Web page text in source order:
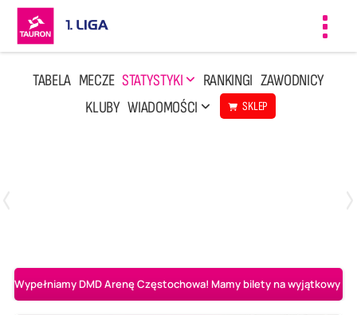
TABELA MECZE STATYSTYKI RANKINGI ZAWODNICY
KLUBY WIADOMOŚCI SKLEP
Wypełniamy DMD Arenę Częstochowa! Mamy bilety na wyjątkowy